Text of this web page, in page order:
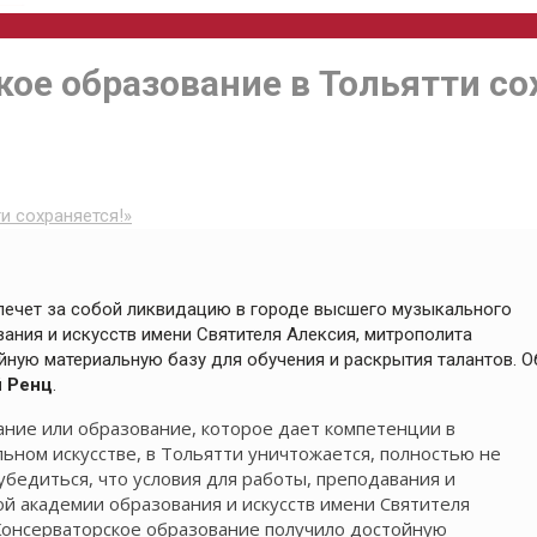
образование в Тольятти
сохраняется!»
за собой ликвидацию в городе высшего музыкального
и искусств имени Святителя Алексия, митрополита
материальную базу для обучения и раскрытия талантов.
Ренц.
или образование, которое дает компетенции в
искусстве, в Тольятти уничтожается, полностью не
что условия для работы, преподавания и
академии образования и искусств имени Святителя
образование получило достойную